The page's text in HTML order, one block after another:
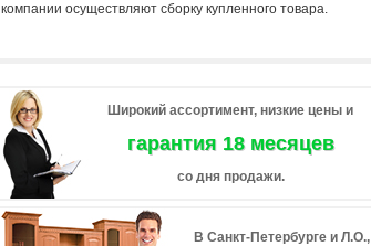
компании осуществляют сборку купленного товара.
Широкий ассортимент, низкие цены и
гарантия 18 месяцев
со дня продажи.
В Санкт-Петербурге и Л.О.,